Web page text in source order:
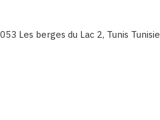
Les berges du Lac 2, Tunis Tunisie